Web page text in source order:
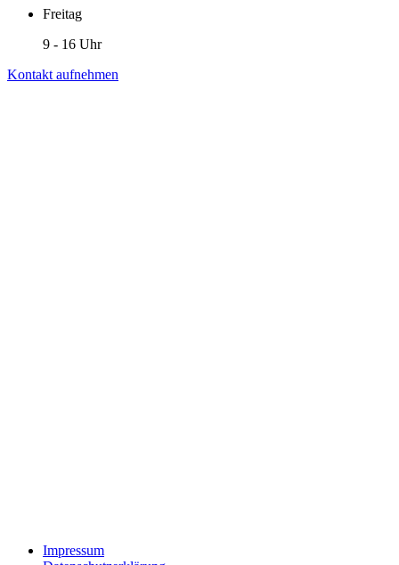
Freitag
9 - 16 Uhr
Kontakt aufnehmen
Impressum